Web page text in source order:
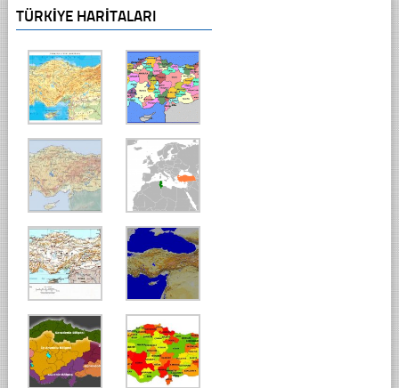
TÜRKIYE HARITALARI